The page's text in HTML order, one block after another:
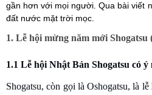
gần hơn với mọi người. Qua bài viết
đất nước mặt trời mọc.
1. Lễ hội mừng năm mới Shogatsu
1.1 Lễ hội Nhật Bản Shogatsu có ý
Shogatsu, còn gọi là Oshogatsu, là